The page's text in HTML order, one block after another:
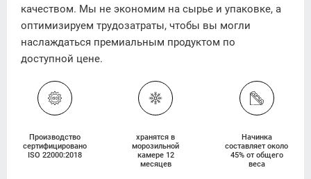
качеством. Мы не экономим на сырье и упаковке, а
оптимизируем трудозатраты, чтобы вы могли
наслаждаться премиальным продуктом по
доступной цене.
Производство
сертифицировано
ISO 22000:2018
хранятся в
морозильной
камере 12
месяцев
Начинка
составляет около
45% от общего
веса